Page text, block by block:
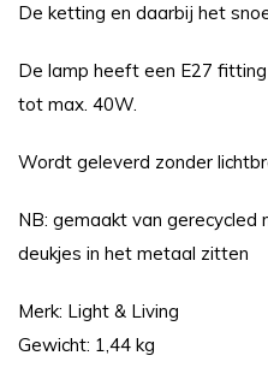
De ketting en daarbij het
De lamp heeft een E27
tot max. 40W.
Wordt geleverd zonder
NB: gemaakt van gerecycled
deukjes in het metaal zitten
Merk: Light & Living
Gewicht: 1,44 kg